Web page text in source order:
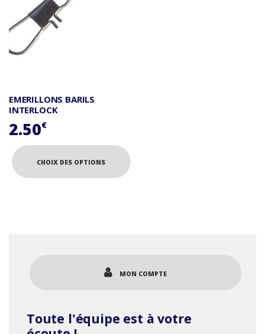
EMERILLONS BARILS
INTERLOCK
2.50€
CHOIX DES OPTIONS
MON COMPTE
Toute l'équipe est à votre